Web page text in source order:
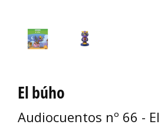
El búho
Audiocuentos nº 66 -